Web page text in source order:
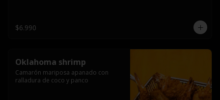
$6.990
Oklahoma shrimp
Camarón mariposa apanado con
ralladura de coco y panco